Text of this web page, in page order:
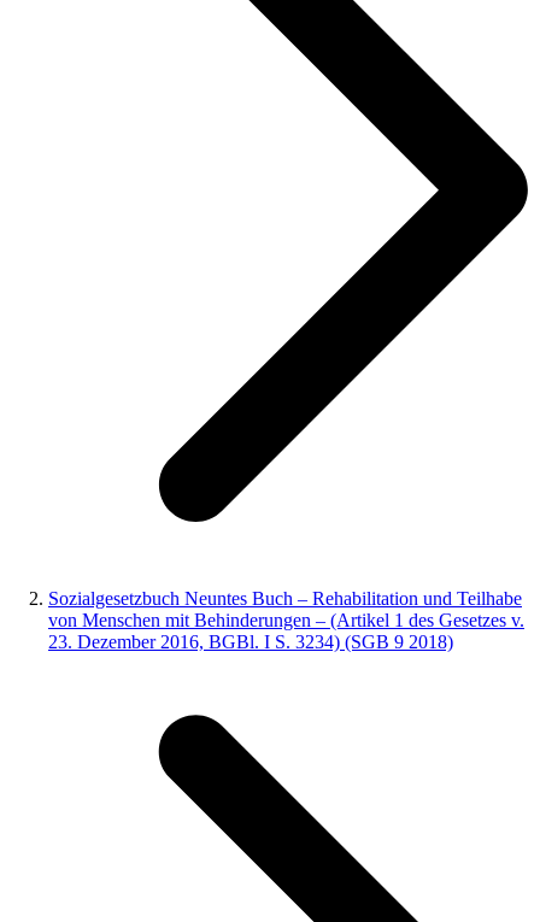
Sozialgesetzbuch Neuntes Buch – Rehabilitation und Teilhabe
von Menschen mit Behinderungen – (Artikel 1 des Gesetzes v.
23. Dezember 2016, BGBl. I S. 3234) (SGB 9 2018)